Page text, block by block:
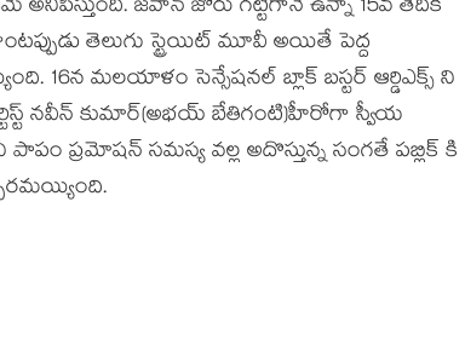
అనిపిస్తుంది. జవాన్ జోరు గట్టిగానే ఉన్నా 15వ తేదీకి
తెలుగు స్ట్రెయిట్ మూవీ అయితే పెద్ద
16న మలయాళం సెన్సేషనల్ బ్లాక్ బస్టర్ ఆర్డిఎక్స్ ని
నవీన్ కుమార్(అభయ్ బేతిగంటి)హీరోగా స్వీయ
ప్రమోషన్ సమస్య వల్ల అదొస్తున్న సంగతే పబ్లిక్ కి